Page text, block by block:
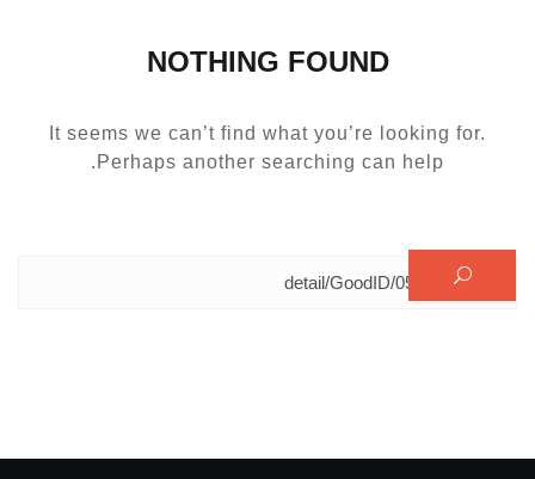
NOTHING FOUND
It seems we can’t find what you’re looking for.
Perhaps another searching can help.
البحث عن: